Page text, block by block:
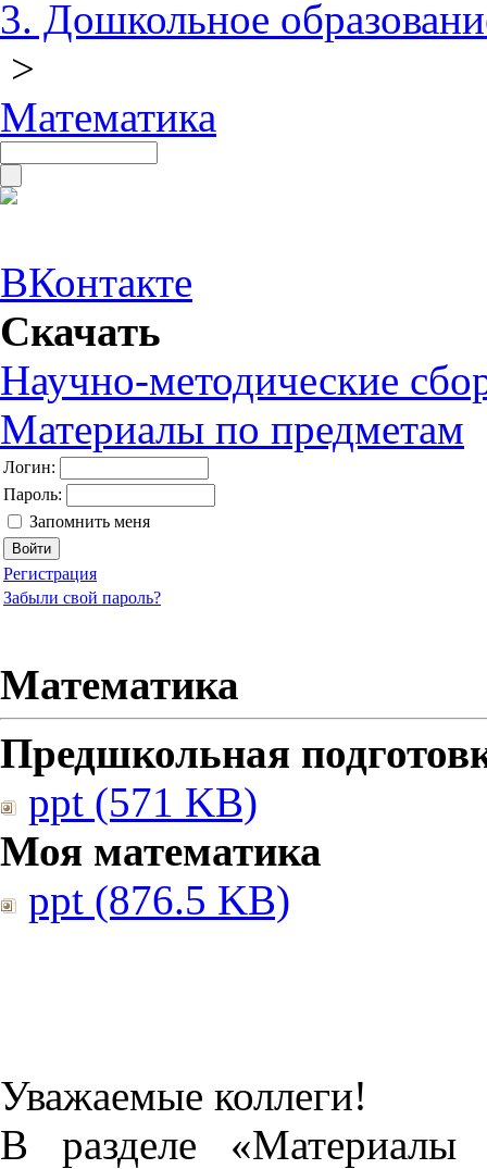
3. Дошкольное
>
Математика
ВКонтакте
Скачать
Научно-методические
Материалы по предметам
Логин:
Пароль:
Запомнить меня
Регистрация
Забыли свой пароль?
Математика
Предшкольная
ppt (571 KB)
Моя математика
ppt (876.5 KB)
Уважаемые коллеги!
В разделе «Материалы